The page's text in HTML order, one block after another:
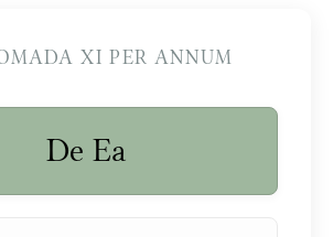
XI PER ANNUM
De Ea